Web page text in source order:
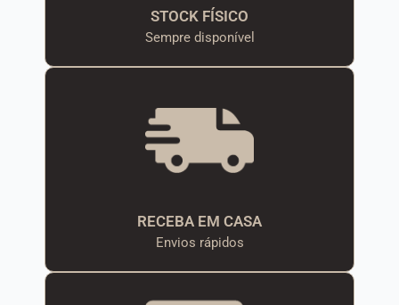
STOCK FÍSICO
Sempre disponível
RECEBA EM CASA
Envios rápidos